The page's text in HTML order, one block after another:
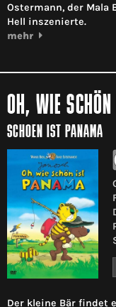
Ostermann, der Mala
Hell inszenierte.
mehr
OH, WIE
SCHOEN IST PANAMA
Der kleine Bär findet